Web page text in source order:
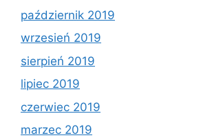
październik 2019
wrzesień 2019
sierpień 2019
lipiec 2019
czerwiec 2019
marzec 2019